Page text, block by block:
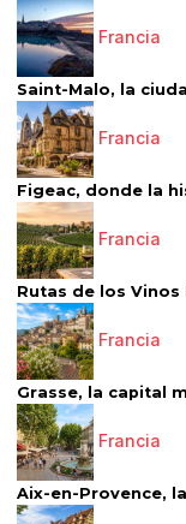
Francia
Saint-Malo, la
Francia
Figeac, donde la
Francia
Rutas de los Vinos
Francia
Grasse, la capital
Francia
Aix-en-Provence,